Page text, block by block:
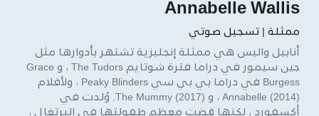
Annabelle Wallis
ممثلة | تسجيل صوتي
أنابيل واليس هي ممثلة إنجليزية تشتهر بأدوارها مثل
جين سيمور في دراما فترة شوتايم The Tudors ، و Grace
Burgess في دراما بي بي سي Peaky Blinders ، ولأفلام
Annabelle (2014) ، و The Mummy (2017). وُلدت في
أكسفورد ، لكنها قضت معظم طفولتها في البرتغال ،